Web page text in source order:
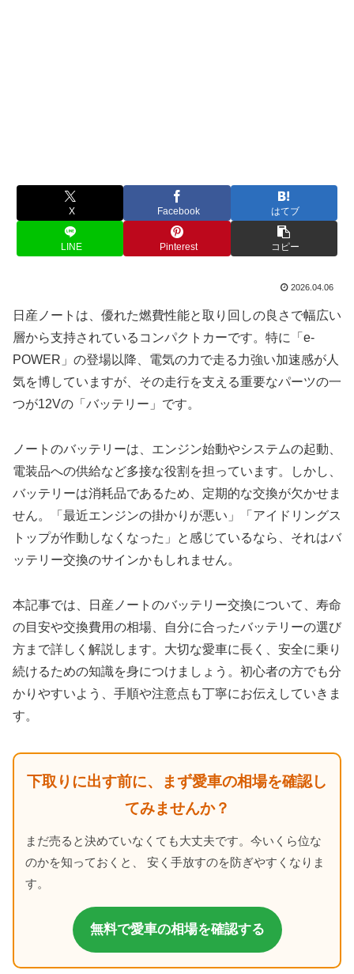
X Facebook はてブ
LINE Pinterest コピー
2026.04.06
日産ノートは、優れた燃費性能と取り回しの良さで幅広い
層から支持されているコンパクトカーです。特に「e-
POWER」の登場以降、電気の力で走る力強い加速感が人
気を博していますが、その走行を支える重要なパーツの一
つが12Vの「バッテリー」です。
ノートのバッテリーは、エンジン始動やシステムの起動、
電装品への供給など多接な役割を担っています。しかし、
バッテリーは消耗品であるため、定期的な交換が欠かせま
せん。「最近エンジンの掛かりが悪い」「アイドリングス
トップが作動しなくなった」と感じているなら、それはバ
ッテリー交換のサインかもしれません。
本記事では、日産ノートのバッテリー交換について、寿命
の目安や交換費用の相場、自分に合ったバッテリーの選び
方まで詳しく解説します。大切な愛車に長く、安全に乗り
続けるための知識を身につけましょう。初心者の方でも分
かりやすいよう、手順や注意点も丁寧にお伝えしていきま
す。
下取りに出す前に、まず愛車の相場を確認し
てみませんか？
まだ売ると決めていなくても大丈夫です。今いくら位な
のかを知っておくと、 安く手放すのを防ぎやすくなりま
す。
無料で愛車の相場を確認する